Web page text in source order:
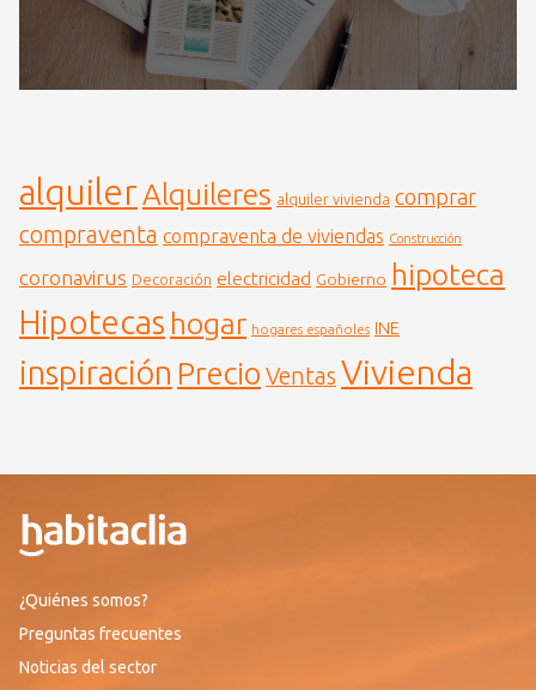
alquiler Alquileres alquiler vivienda comprar
compraventa compraventa de viviendas Construcción
coronavirus Decoración electricidad Gobierno hipoteca
Hipotecas hogar hogares españoles INE
inspiración Precio Ventas Vivienda
¿Quiénes somos?
Preguntas frecuentes
Noticias del sector